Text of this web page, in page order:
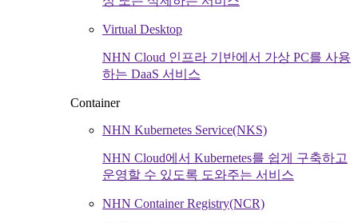
Virtual Desktop
NHN Cloud 인프라 기반에서 가상 PC를 사용
하는 DaaS 서비스
Container
NHN Kubernetes Service(NKS)
NHN Cloud에서 Kubernetes를 쉽게 구축하고
운영할 수 있도록 도와주는 서비스
NHN Container Registry(NCR)